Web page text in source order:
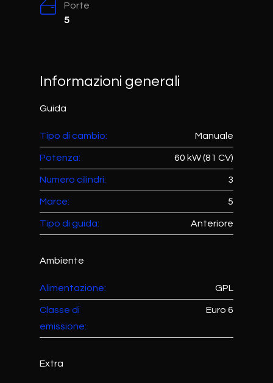
Porte
5
Informazioni generali
Guida
Tipo di cambio: Manuale
Potenza: 60 kW (81 CV)
Numero cilindri: 3
Marce: 5
Tipo di guida: Anteriore
Ambiente
Alimentazione: GPL
Classe di
emissione:
Euro 6
Extra